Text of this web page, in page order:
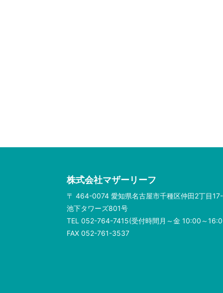
株式会社マザーリーフ
〒 464-0074 愛知県名古屋市千種区仲田2丁目
池下タワーズ801号
TEL 052-764-7415(受付時間月～金 10:00～
FAX 052-761-3537